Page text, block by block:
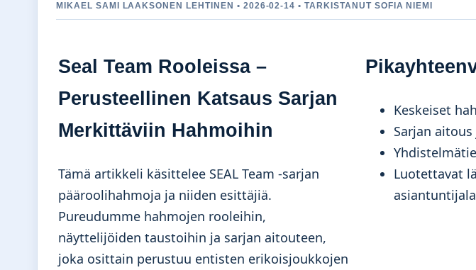
MIKAEL SAMI LAAKSONEN LEHTINEN • 2026-02-14 • TARKISTANUT SOFIA NIEMI
Seal Team Rooleissa –
Perusteellinen Katsaus Sarjan
Merkittäviin Hahmoihin
Tämä artikkeli käsittelee SEAL Team -sarjan
pääroolihahmoja ja niiden esittäjiä.
Pureudumme hahmojen rooleihin,
näyttelijöiden taustoihin ja sarjan aitouteen,
joka osittain perustuu entisten erikoisjoukkojen
Keskeiset
Sarjan
Luotettavat